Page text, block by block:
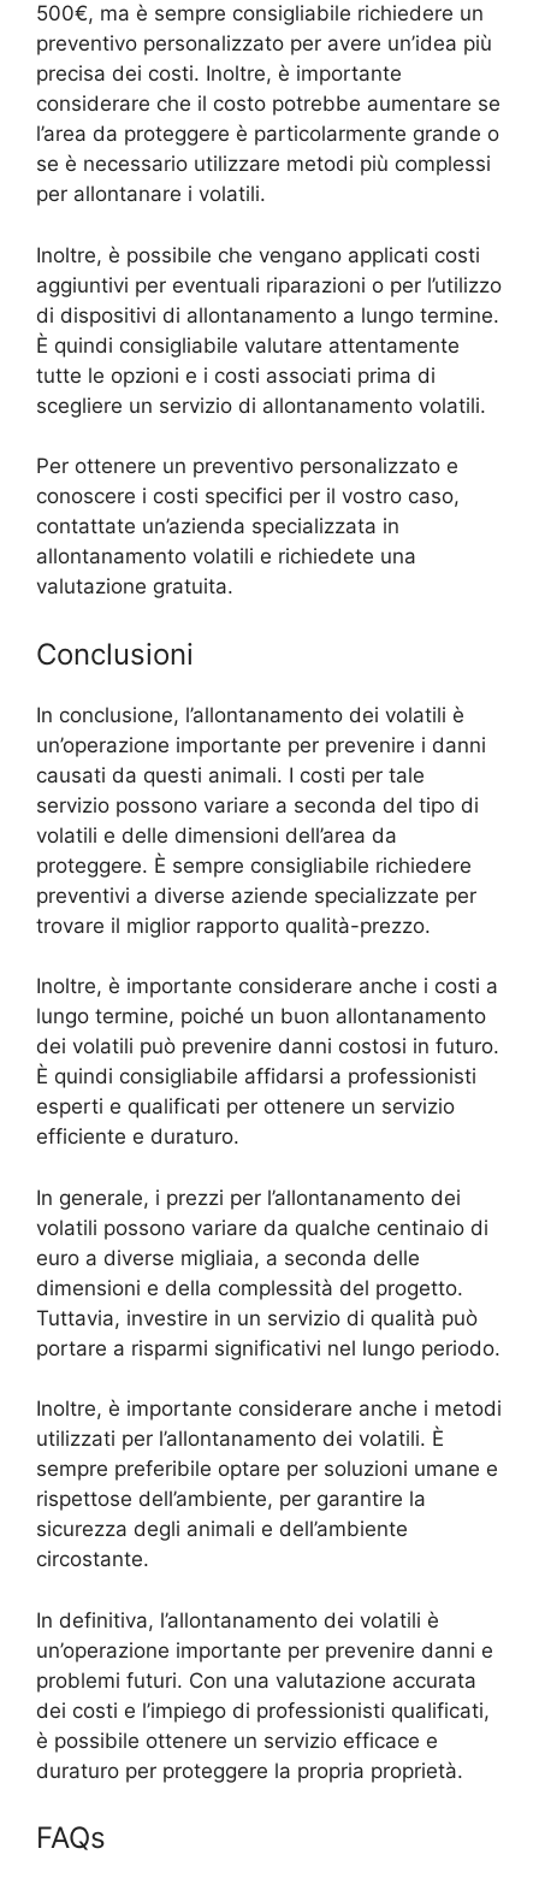
500€, ma è sempre consigliabile richiedere un
preventivo personalizzato per avere un’idea più
precisa dei costi. Inoltre, è importante
considerare che il costo potrebbe aumentare se
l’area da proteggere è particolarmente grande o
se è necessario utilizzare metodi più complessi
per allontanare i volatili.
Inoltre, è possibile che vengano applicati costi
aggiuntivi per eventuali riparazioni o per l’utilizzo
di dispositivi di allontanamento a lungo termine.
È quindi consigliabile valutare attentamente
tutte le opzioni e i costi associati prima di
scegliere un servizio di allontanamento volatili.
Per ottenere un preventivo personalizzato e
conoscere i costi specifici per il vostro caso,
contattate un’azienda specializzata in
allontanamento volatili e richiedete una
valutazione gratuita.
Conclusioni
In conclusione, l’allontanamento dei volatili è
un’operazione importante per prevenire i danni
causati da questi animali. I costi per tale
servizio possono variare a seconda del tipo di
volatili e delle dimensioni dell’area da
proteggere. È sempre consigliabile richiedere
preventivi a diverse aziende specializzate per
trovare il miglior rapporto qualità-prezzo.
Inoltre, è importante considerare anche i costi a
lungo termine, poiché un buon allontanamento
dei volatili può prevenire danni costosi in futuro.
È quindi consigliabile affidarsi a professionisti
esperti e qualificati per ottenere un servizio
efficiente e duraturo.
In generale, i prezzi per l’allontanamento dei
volatili possono variare da qualche centinaio di
euro a diverse migliaia, a seconda delle
dimensioni e della complessità del progetto.
Tuttavia, investire in un servizio di qualità può
portare a risparmi significativi nel lungo periodo.
Inoltre, è importante considerare anche i metodi
utilizzati per l’allontanamento dei volatili. È
sempre preferibile optare per soluzioni umane e
rispettose dell’ambiente, per garantire la
sicurezza degli animali e dell’ambiente
circostante.
In definitiva, l’allontanamento dei volatili è
un’operazione importante per prevenire danni e
problemi futuri. Con una valutazione accurata
dei costi e l’impiego di professionisti qualificati,
è possibile ottenere un servizio efficace e
duraturo per proteggere la propria proprietà.
FAQs